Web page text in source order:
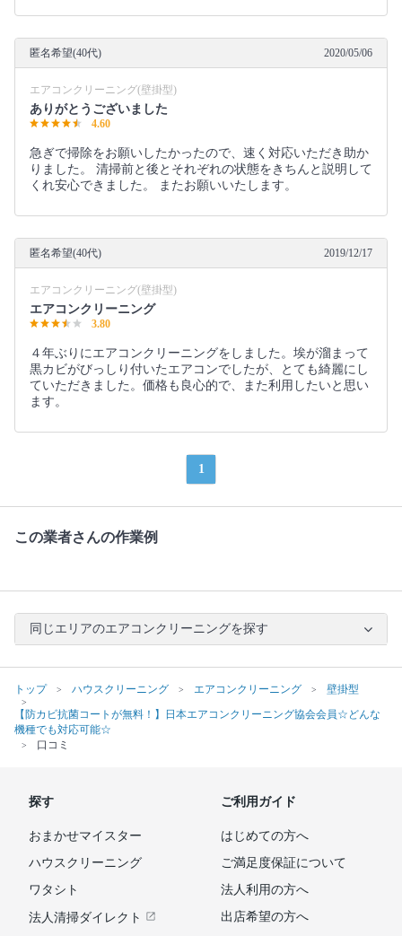
匿名希望(40代) 2020/05/06
エアコンクリーニング(壁掛型)
ありがとうございました
4.60
急ぎで掃除をお願いしたかったので、速く対応いただき助か
りました。 清掃前と後とそれぞれの状態をきちんと説明して
くれ安心できました。 またお願いいたします。
匿名希望(40代) 2019/12/17
エアコンクリーニング(壁掛型)
エアコンクリーニング
3.80
４年ぶりにエアコンクリーニングをしました。埃が溜まって
黒カビがびっしり付いたエアコンでしたが、とても綺麗にし
ていただきました。価格も良心的で、また利用したいと思い
ます。
1
この業者さんの作業例
同じエリアのエアコンクリーニングを探す
トップ ハウスクリーニング エアコンクリーニング
壁掛型
【防カビ抗菌コートが無料！】日本エアコンクリーニング協会会員☆どんな
機種でも対応可能☆
口コミ
探す
おまかせマイスター
ハウスクリーニング
ワタシト
法人清掃ダイレクト
ご利用ガイド
はじめての方へ
ご満足度保証について
法人利用の方へ
出店希望の方へ